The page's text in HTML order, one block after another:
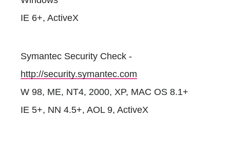
IE 6+, ActiveX
Symantec Security Check -
http://security.symantec.com
W 98, ME, NT4, 2000, XP, MAC OS 8.1+
IE 5+, NN 4.5+, AOL 9, ActiveX